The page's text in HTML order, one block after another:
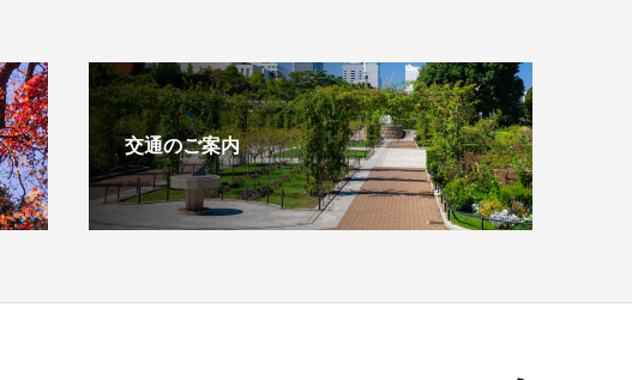
交通のご案内